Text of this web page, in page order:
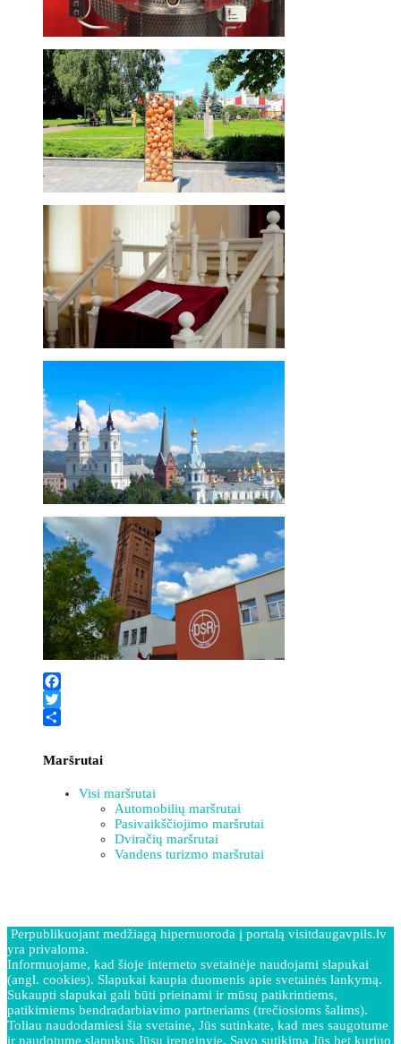
Facebook
Twitter
Maršrutai
Visi maršrutai
Automobilių maršrutai
Pasivaikščiojimo maršrutai
Dviračių maršrutai
Vandens turizmo maršrutai
Perpublikuojant medžiagą hipernuoroda į portalą visitdaugavpils.lv
yra privaloma.
Informuojame, kad šioje interneto svetainėje naudojami slapukai
(angl. cookies). Slapukai kaupia duomenis apie svetainės lankymą.
Sukaupti slapukai gali būti prieinami ir mūsų patikrintiems,
patikimiems bendradarbiavimo partneriams (trečiosioms šalims).
Toliau naudodamiesi šia svetaine, Jūs sutinkate, kad mes saugotume
ir naudotume slapukus Jūsų įrenginyje. Savo sutikimą Jūs bet kuriuo